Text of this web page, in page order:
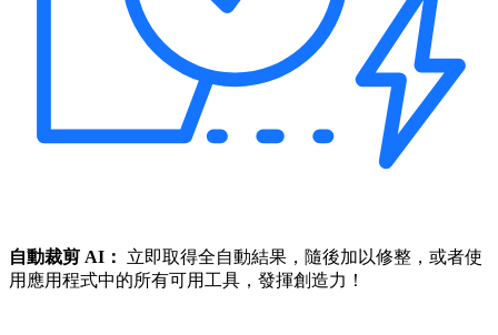
自動裁剪 AI： 立即取得全自動結果，隨後加以修整，或者使
用應用程式中的所有可用工具，發揮創造力！